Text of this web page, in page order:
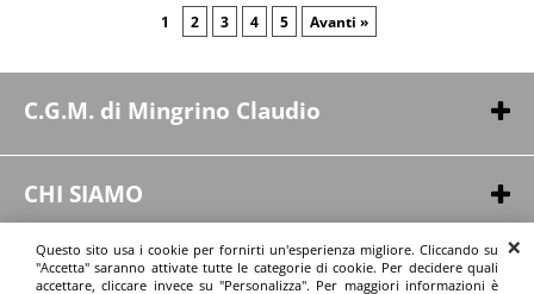
Questo sito usa i cookie per fornirti un'esperienza migliore. Cliccando su
"Accetta" saranno attivate tutte le categorie di cookie. Per decidere quali
accettare, cliccare invece su "Personalizza". Per maggiori informazioni è
1
2 3 4 5 Avanti »
C.G.M. di Mingrino Claudio
P.IVA 01164550863
CHI SIAMO
Chi siamo
Contatti
INFORMAZIONI